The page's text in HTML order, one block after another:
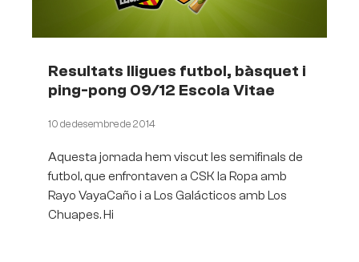
Resultats lligues futbol, bàsquet i
ping-pong 09/12 Escola Vitae
10 de desembre de 2014
Aquesta jornada hem viscut les semifinals de
futbol, que enfrontaven a CSK la Ropa amb
Rayo VayaCaño i a Los Galácticos amb Los
Chuapes. Hi